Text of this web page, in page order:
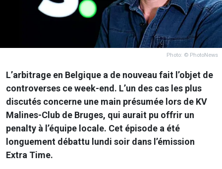
Photo: © PhotoNews
L’arbitrage en Belgique a de nouveau fait l’objet de
controverses ce week-end. L’un des cas les plus
discutés concerne une main présumée lors de KV
Malines-Club de Bruges, qui aurait pu offrir un
penalty à l’équipe locale. Cet épisode a été
longuement débattu lundi soir dans l’émission
Extra Time.